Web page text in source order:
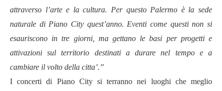
attraverso l’arte e la cultura. Per questo Palermo è la sede
naturale di Piano City quest’anno. Eventi come questi non si
esauriscono in tre giorni, ma gettano le basi per progetti e
attivazioni sul territorio destinati a durare nel tempo e a
cambiare il volto della citta’.”
I concerti di Piano City si terranno nei luoghi che meglio